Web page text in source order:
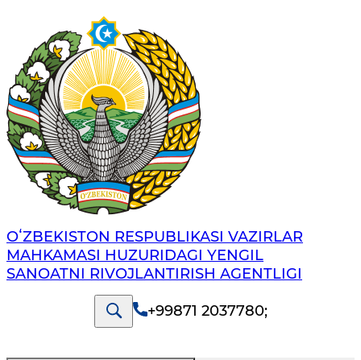
OʻZBEKISTON RESPUBLIKASI VAZIRLAR
MAHKAMASI HUZURIDAGI YENGIL
SANOATNI RIVOJLANTIRISH AGENTLIGI
+99871 2037780;